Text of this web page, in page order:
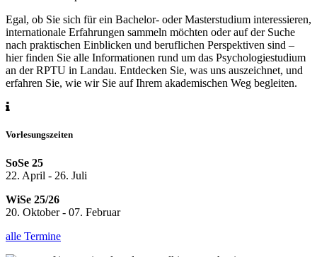
Egal, ob Sie sich für ein Bachelor- oder Masterstudium interessieren,
internationale Erfahrungen sammeln möchten oder auf der Suche
nach praktischen Einblicken und beruflichen Perspektiven sind –
hier finden Sie alle Informationen rund um das Psychologiestudium
an der RPTU in Landau. Entdecken Sie, was uns auszeichnet, und
erfahren Sie, wie wir Sie auf Ihrem akademischen Weg begleiten.
Vorlesungszeiten
SoSe 25
22. April - 26. Juli
WiSe 25/26
20. Oktober - 07. Februar
alle Termine